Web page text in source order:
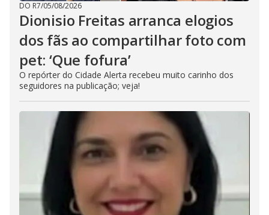
DO R7/05/08/2026
Dionisio Freitas arranca elogios
dos fãs ao compartilhar foto com
pet: ‘Que fofura’
O repórter do Cidade Alerta recebeu muito carinho dos
seguidores na publicação; veja!